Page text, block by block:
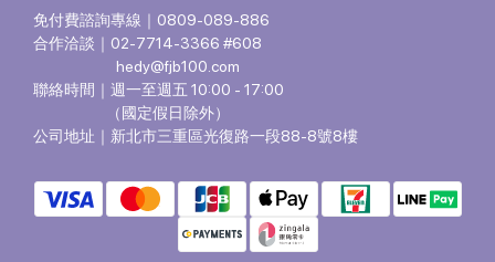
免付費諮詢專線｜0809-089-886
合作洽談｜02-7714-3366 #608
hedy@fjb100.com
聯絡時間｜週一至週五 10:00 - 17:00
（國定假日除外）
公司地址｜新北市三重區光復路一段88-8號8樓